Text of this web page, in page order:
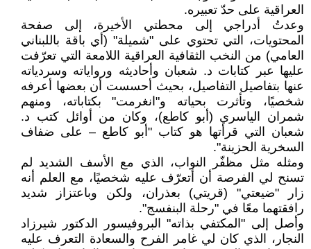
العراقية على حدّ تعبيره.
وعدتُ أدراجي إلى محطتي الأخيرة، إلى صفحة
المحتويات، التي تحتوي على "شميلة" (أي باقة باللبناني
العامي) من النخب الثقافية العراقية اللامعة التي تعرّفت
عليها عبر كتابات د. شعبان وأحاديثه ورواياته وسردياته
عنها بتفاصيل التفاصيل، بحيث أحسست أن بعضها أعرفه
شخصيًا، وتأثرت بحياته و"انغرمت" بكتاباته، ومنهم
شمران الياسري (أبو كاطع)، وكان من أوائل كتب د.
شعبان التي قرأتها هو كتاب "أبو كاطع – على ضفاف
السخرية الحزينة".
ومثله مثل مظفّر النواب، الذي مع الأسف الشديد لم
تسنح لي الفرصة أن أتعرّف عليه شخصيًا، مع العلم أنه
زار "ضيعتي" (قريتي) بعذران، ولكن وباعتزاز شديد
رافقتهما معًا في "رحلة البنفسج".
وأصل إلى "المكتفي بذاته" البروفيسور الدكتور شيرزاد
النجار، الذي كان لي غامر الفرح والسعادة التعرف عليه